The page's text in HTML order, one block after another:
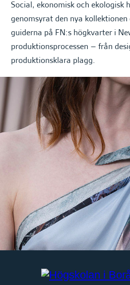
Social, ekonomisk och ekologisk
genomsyrat den nya
guiderna på FN:s högkvarter i
produktionsprocessen – från
produktionsklara plagg.